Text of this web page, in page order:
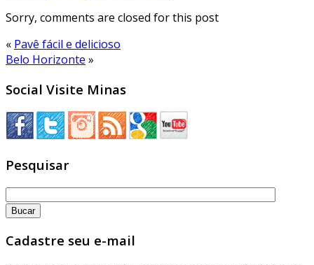
Sorry, comments are closed for this post
« Pavê fácil e delicioso
Belo Horizonte »
Social Visite Minas
Pesquisar
Cadastre seu e-mail